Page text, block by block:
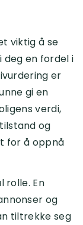
viktig å se
en fordel i
er
gi en
verdi,
og
for å oppnå
rolle. En
og
tiltrekke seg